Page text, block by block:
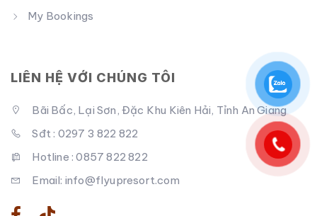
My Bookings
LIÊN HỆ VỚI CHÚNG TÔI
Bãi Bấc, Lại Sơn, Đặc Khu Kiên Hải, Tỉnh An Giang
Sđt : 0297 3 822 822
Hotline : 0857 822 822
Email: info@flyupresort.com